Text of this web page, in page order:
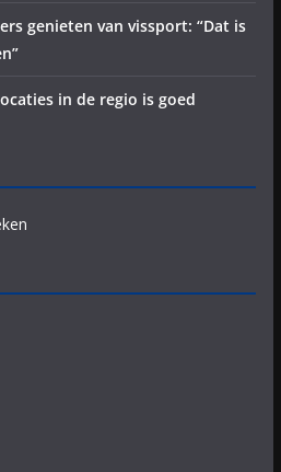
genieten van vissport: “Dat is
in de regio is goed